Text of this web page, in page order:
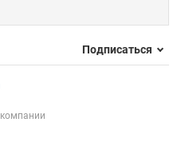
Подписаться